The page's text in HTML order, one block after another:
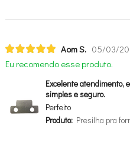
Aom S. 05/03/
Eu recomendo esse produto.
Excelente atendimento,
simples e seguro.
Perfeito
Produto:Presilha pra